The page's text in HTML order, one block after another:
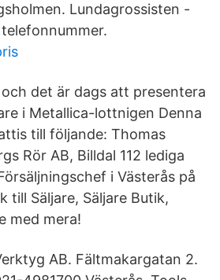
Lundagrossisten -
det är dags att presentera
i Metallica-lottnigen Denna
till följande: Thomas
Rör AB, Billdal 112 lediga
i Västerås på
till Säljare, Säljare Butik,
med mera!
AB. Fältmakargatan 2.